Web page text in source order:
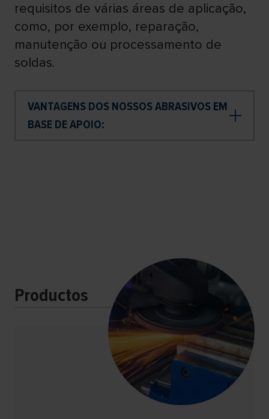
requisitos de várias áreas de aplicação,
como, por exemplo, reparação,
manutenção ou processamento de
soldas.
VANTAGENS DOS NOSSOS ABRASIVOS EM
BASE DE APOIO:
Productos